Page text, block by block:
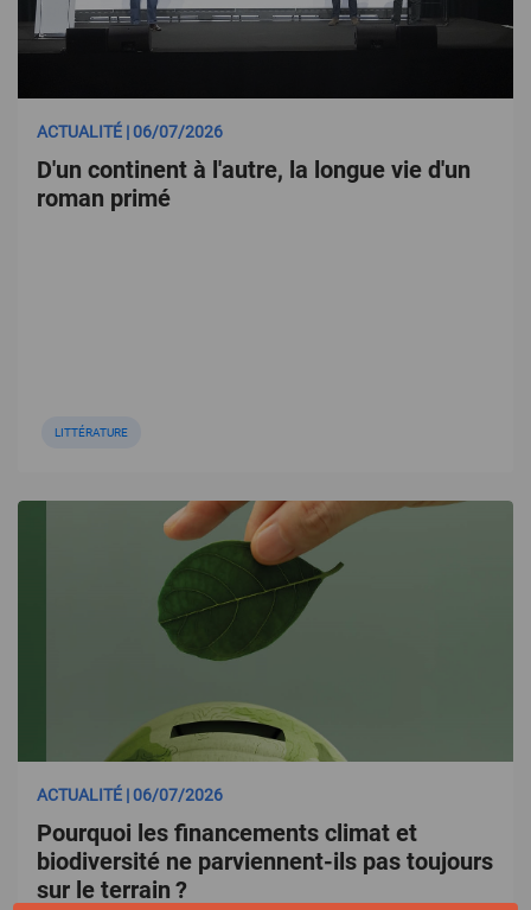
ACTUALITÉ | 06/07/2026
D'un continent à l'autre, la longue vie d'un
roman primé
LITTÉRATURE
ACTUALITÉ | 06/07/2026
Pourquoi les financements climat et
biodiversité ne parviennent-ils pas toujours
sur le terrain ?